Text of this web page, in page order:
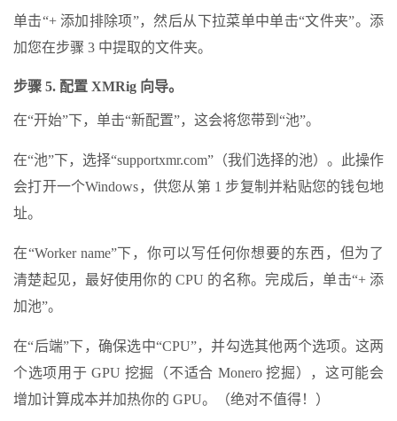
单击“+ 添加排除项”，然后从下拉菜单中单击“文件夹”。添
加您在步骤 3 中提取的文件夹。
步骤 5. 配置 XMRig 向导。
在“开始”下，单击“新配置”，这会将您带到“池”。
在“池”下，选择“supportxmr.com”（我们选择的池）。此操作
会打开一个Windows，供您从第 1 步复制并粘贴您的钱包地
址。
在“Worker name”下，你可以写任何你想要的东西，但为了
清楚起见，最好使用你的 CPU 的名称。完成后，单击“+ 添
加池”。
在“后端”下，确保选中“CPU”，并勾选其他两个选项。这两
个选项用于 GPU 挖掘（不适合 Monero 挖掘），这可能会
增加计算成本并加热你的 GPU。（绝对不值得！）